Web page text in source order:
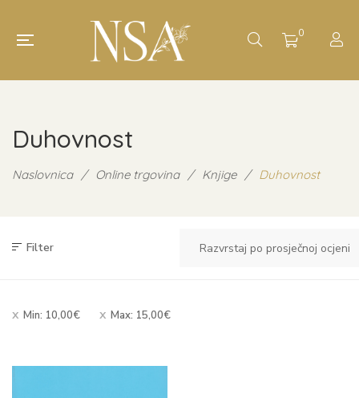
0
Duhovnost
Naslovnica / Online trgovina / Knjige / Duhovnost
Filter
Min: 10,00€ Max: 15,00€